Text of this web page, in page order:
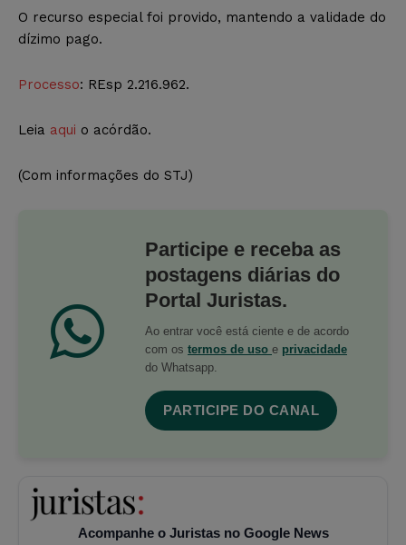
O recurso especial foi provido, mantendo a validade do
dízimo pago.
Processo: REsp 2.216.962.
Leia aqui o acórdão.
(Com informações do STJ)
Participe e receba as
postagens diárias do
Portal Juristas.
Ao entrar você está ciente e de acordo
com os termos de uso e privacidade
do Whatsapp.
PARTICIPE DO CANAL
Acompanhe o Juristas no Google News